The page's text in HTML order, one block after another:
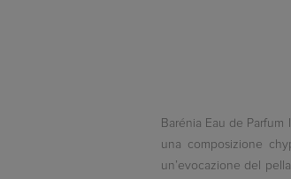
Barénia Eau de
una composizione
un’evocazione del